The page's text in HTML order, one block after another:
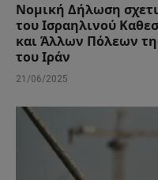
Νομική Δήλωση
του Ισραηλινού
και Άλλων Πόλεων
του Ιράν
21/06/2025